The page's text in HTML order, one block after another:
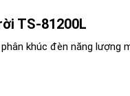
TS-81200L
khúc đèn năng lượng